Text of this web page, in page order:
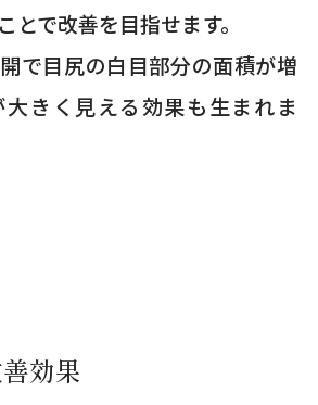
とで改善を目指せます。
で目尻の白目部分の面積が増
きく見える効果も生まれま
効果